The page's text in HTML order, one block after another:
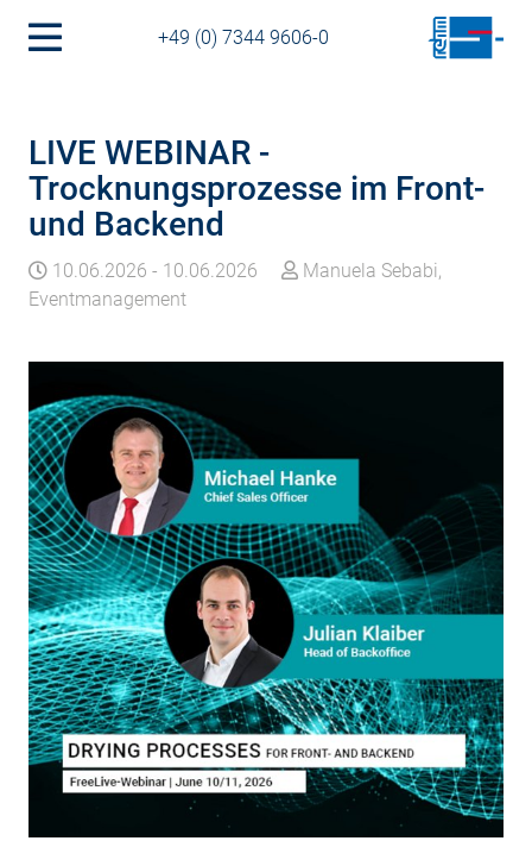
+49 (0) 7344 9606-0
LIVE WEBINAR -
Trocknungsprozesse im Front-
und Backend
10.06.2026 - 10.06.2026
Manuela Sebabi,
Eventmanagement